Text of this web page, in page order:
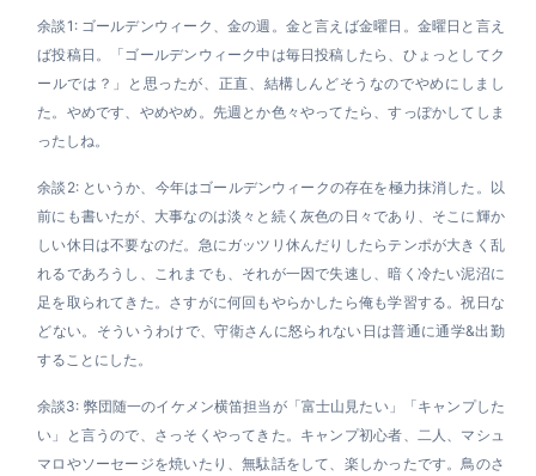
余談1: ゴールデンウィーク、金の週。金と言えば金曜日。金曜日と言え
ば投稿日。「ゴールデンウィーク中は毎日投稿したら、ひょっとしてク
ールでは？」と思ったが、正直、結構しんどそうなのでやめにしまし
た。やめです、やめやめ。先週とか色々やってたら、すっぽかしてしま
ったしね。
余談2: というか、今年はゴールデンウィークの存在を極力抹消した。以
前にも書いたが、大事なのは淡々と続く灰色の日々であり、そこに輝か
しい休日は不要なのだ。急にガッツリ休んだりしたらテンポが大きく乱
れるであろうし、これまでも、それが一因で失速し、暗く冷たい泥沼に
足を取られてきた。さすがに何回もやらかしたら俺も学習する。祝日な
どない。そういうわけで、守衛さんに怒られない日は普通に通学&出勤
することにした。
余談3: 弊団随一のイケメン横笛担当が「富士山見たい」「キャンプした
い」と言うので、さっそくやってきた。キャンプ初心者、二人、マシュ
マロやソーセージを焼いたり、無駄話をして、楽しかったです。鳥のさ